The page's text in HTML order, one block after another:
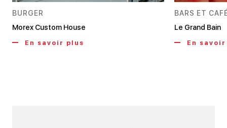
BURGER
Morex Custom House
En savoir plus
BARS ET
Le Grand Bain
En